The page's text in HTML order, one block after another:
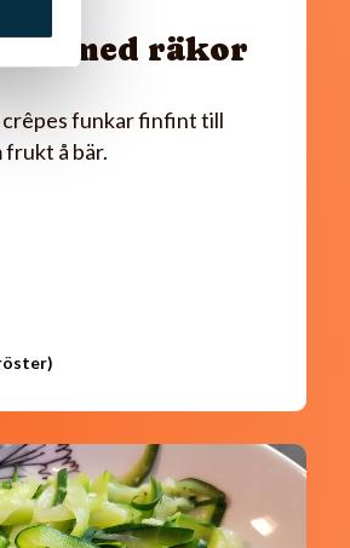
med räkor
funkar finfint till
frukt å bär.